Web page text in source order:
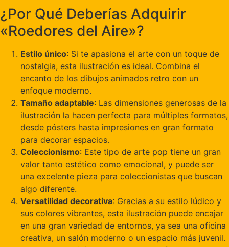
¿Por Qué Deberías Adquirir
«Roedores del Aire»?
Estilo único: Si te apasiona el arte con un toque de
nostalgia, esta ilustración es ideal. Combina el
encanto de los dibujos animados retro con un
enfoque moderno.
Tamaño adaptable: Las dimensiones generosas de la
ilustración la hacen perfecta para múltiples formatos,
desde pósters hasta impresiones en gran formato
para decorar espacios.
Coleccionismo: Este tipo de arte pop tiene un gran
valor tanto estético como emocional, y puede ser
una excelente pieza para coleccionistas que buscan
algo diferente.
Versatilidad decorativa: Gracias a su estilo lúdico y
sus colores vibrantes, esta ilustración puede encajar
en una gran variedad de entornos, ya sea una oficina
creativa, un salón moderno o un espacio más juvenil.